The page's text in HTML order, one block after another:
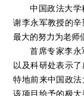
中国政法大
谢李永军教授的
最大的努力为老师
首席专家李
以及科研处表示
特地前来中国政
该项目给予的极